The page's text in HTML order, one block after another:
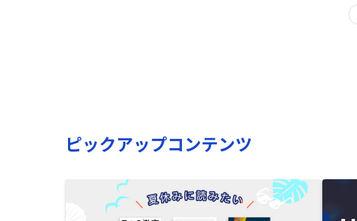
ピックアップコンテンツ